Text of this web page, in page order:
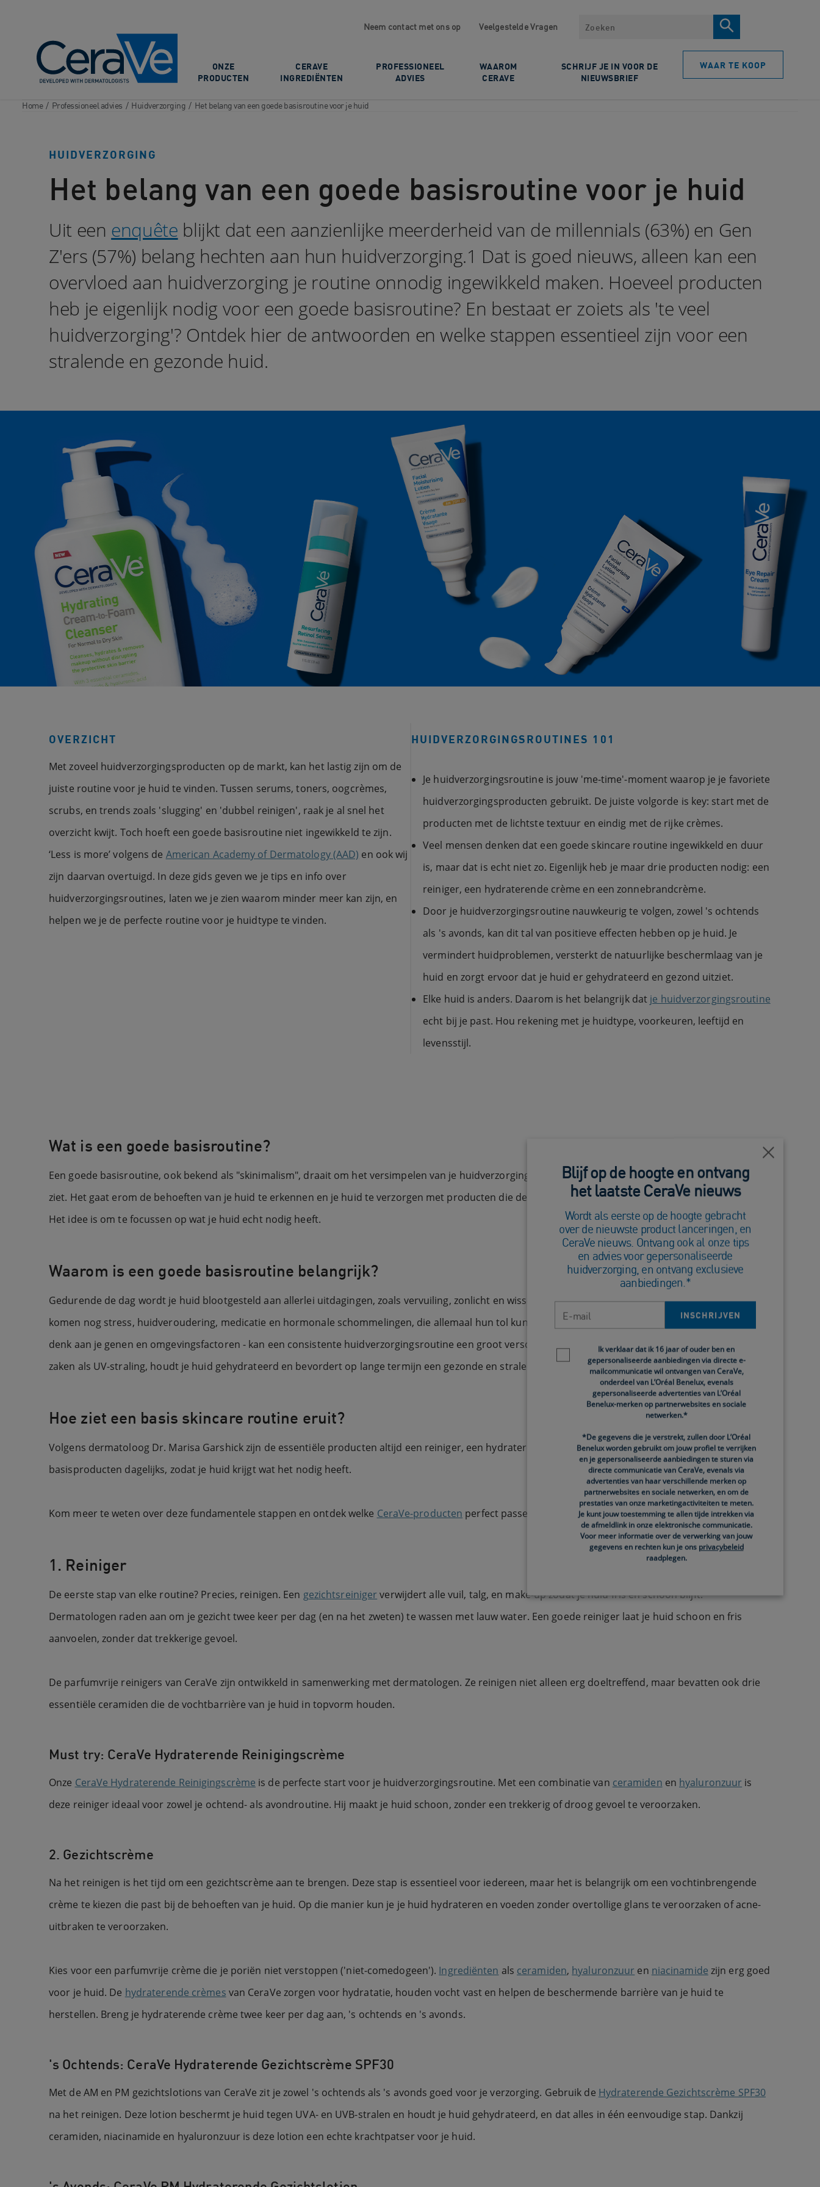
Neem contact met ons op Veelgestelde Vragen Zoeken
ONZE
PRODUCTEN
CERAVE
INGREDIËNTEN
PROFESSIONEEL
ADVIES
WAAROM
CERAVE
SCHRIJF JE IN VOOR DE
NIEUWSBRIEF
WAAR TE KOOP
Home / Professioneel advies / Huidverzorging / Het belang van een goede basisroutine voor je huid
HUIDVERZORGING
Het belang van een goede basisroutine voor je huid
Uit een enquête blijkt dat een aanzienlijke meerderheid van de millennials (63%) en Gen
Z'ers (57%) belang hechten aan hun huidverzorging.1 Dat is goed nieuws, alleen kan een
overvloed aan huidverzorging je routine onnodig ingewikkeld maken. Hoeveel producten
heb je eigenlijk nodig voor een goede basisroutine? En bestaat er zoiets als 'te veel
huidverzorging'? Ontdek hier de antwoorden en welke stappen essentieel zijn voor een
stralende en gezonde huid.
OVERZICHT
Met zoveel huidverzorgingsproducten op de markt, kan het lastig zijn om de
juiste routine voor je huid te vinden. Tussen serums, toners, oogcrèmes,
scrubs, en trends zoals 'slugging' en 'dubbel reinigen', raak je al snel het
overzicht kwijt. Toch hoeft een goede basisroutine niet ingewikkeld te zijn.
‘Less is more’ volgens de American Academy of Dermatology (AAD) en ook wij
zijn daarvan overtuigd. In deze gids geven we je tips en info over
huidverzorgingsroutines, laten we je zien waarom minder meer kan zijn, en
helpen we je de perfecte routine voor je huidtype te vinden.
HUIDVERZORGINGSROUTINES 101
Je huidverzorgingsroutine is jouw 'me-time'-moment waarop je je favoriete
huidverzorgingsproducten gebruikt. De juiste volgorde is key: start met de
producten met de lichtste textuur en eindig met de rijke crèmes.
Veel mensen denken dat een goede skincare routine ingewikkeld en duur
is, maar dat is echt niet zo. Eigenlijk heb je maar drie producten nodig: een
reiniger, een hydraterende crème en een zonnebrandcrème.
Door je huidverzorgingsroutine nauwkeurig te volgen, zowel 's ochtends
als 's avonds, kan dit tal van positieve effecten hebben op je huid. Je
vermindert huidproblemen, versterkt de natuurlijke beschermlaag van je
huid en zorgt ervoor dat je huid er gehydrateerd en gezond uitziet.
Elke huid is anders. Daarom is het belangrijk dat je huidverzorgingsroutine
echt bij je past. Hou rekening met je huidtype, voorkeuren, leeftijd en
levensstijl.
​Wat is een goede basisroutine?​​
Een goede basisroutine, ook bekend als "skinimalism", draait om het versimpelen van je huidverzorging, terwijl je toch merkbare verbeteringen aan je huid
ziet. Het gaat erom de behoeften van je huid te erkennen en je huid te verzorgen met producten die de natuurlijke bescherming van je huid ondersteunen.
Het idee is om te focussen op wat je huid echt nodig heeft.
Waarom is een goede basisroutine belangrijk?
Gedurende de dag wordt je huid blootgesteld aan allerlei uitdagingen, zoals vervuiling, zonlicht en wisselende weersomstandigheden. Daarbovenop
komen nog stress, huidveroudering, medicatie en hormonale schommelingen, die allemaal hun tol kunnen eisen. Hoewel je niet alles onder controle hebt -
denk aan je genen en omgevingsfactoren - kan een consistente huidverzorgingsroutine een groot verschil maken. Zo'n routine beschermt je huid tegen
zaken als UV-straling, houdt je huid gehydrateerd en bevordert op lange termijn een gezonde en stralende huid.
Hoe ziet een basis skincare routine eruit? ​
Volgens dermatoloog Dr. Marisa Garshick zijn de essentiële producten altijd een reiniger, een hydraterende crème en een zonnebrandcrème. Gebruik deze
basisproducten dagelijks, zodat je huid krijgt wat het nodig heeft.
Kom meer te weten over deze fundamentele stappen en ontdek welke CeraVe-producten perfect passen bij een minimalistische routine.
1. Reiniger
De eerste stap van elke routine? Precies, reinigen. Een gezichtsreiniger verwijdert alle vuil, talg, en make-up zodat je huid fris en schoon blijft.
Dermatologen raden aan om je gezicht twee keer per dag (en na het zweten) te wassen met lauw water. Een goede reiniger laat je huid schoon en fris
aanvoelen, zonder dat trekkerige gevoel.
De parfumvrije reinigers van CeraVe zijn ontwikkeld in samenwerking met dermatologen. Ze reinigen niet alleen erg doeltreffend, maar bevatten ook drie
essentiële ceramiden die de vochtbarrière van je huid in topvorm houden.
Must try: CeraVe Hydraterende Reinigingscrème
Onze CeraVe Hydraterende Reinigingscrème is de perfecte start voor je huidverzorgingsroutine. Met een combinatie van ceramiden en hyaluronzuur is
deze reiniger ideaal voor zowel je ochtend- als avondroutine. Hij maakt je huid schoon, zonder een trekkerig of droog gevoel te veroorzaken.
2. Gezichtscrème
Na het reinigen is het tijd om een gezichtscrème aan te brengen. Deze stap is essentieel voor iedereen, maar het is belangrijk om een vochtinbrengende
crème te kiezen die past bij de behoeften van je huid. Op die manier kun je je huid hydrateren en voeden zonder overtollige glans te veroorzaken of acne-
uitbraken te veroorzaken.
Kies voor een parfumvrije crème die je poriën niet verstoppen ('niet-comedogeen'). Ingrediënten als ceramiden, hyaluronzuur en niacinamide zijn erg goed
voor je huid. De hydraterende crèmes van CeraVe zorgen voor hydratatie, houden vocht vast en helpen de beschermende barrière van je huid te
herstellen. Breng je hydraterende crème twee keer per dag aan, 's ochtends en 's avonds.
's Ochtends: CeraVe Hydraterende Gezichtscrème SPF30
Met de AM en PM gezichtslotions van CeraVe zit je zowel 's ochtends als 's avonds goed voor je verzorging. Gebruik de Hydraterende Gezichtscrème SPF30
na het reinigen. Deze lotion beschermt je huid tegen UVA- en UVB-stralen en houdt je huid gehydrateerd, en dat alles in één eenvoudige stap. Dankzij
ceramiden, niacinamide en hyaluronzuur is deze lotion een echte krachtpatser voor je huid.
Dichtbij
Blijf op de hoogte en ontvang
het laatste CeraVe nieuws
Wordt als eerste op de hoogte gebracht
over de nieuwste product lanceringen, en
CeraVe nieuws. Ontvang ook al onze tips
en advies voor gepersonaliseerde
huidverzorging, en ontvang exclusieve
aanbiedingen.*
INSCHRIJVEN
Newsletter policyIk verklaar dat ik 16 jaar of ouder ben en
gepersonaliseerde aanbiedingen via directe e-
mailcommunicatie wil ontvangen van CeraVe,
onderdeel van L’Oréal Benelux, evenals
gepersonaliseerde advertenties van L’Oréal
Benelux-merken op partnerwebsites en sociale
netwerken.*
*De gegevens die je verstrekt, zullen door L’Oréal
Benelux worden gebruikt om jouw profiel te verrijken
en je gepersonaliseerde aanbiedingen te sturen via
directe communicatie van CeraVe, evenals via
advertenties van haar verschillende merken op
partnerwebsites en sociale netwerken, en om de
prestaties van onze marketingactiviteiten te meten.
Je kunt jouw toestemming te allen tijde intrekken via
de afmeldlink in onze elektronische communicatie.
Voor meer informatie over de verwerking van jouw
gegevens en rechten kun je ons privacybeleid
raadplegen.